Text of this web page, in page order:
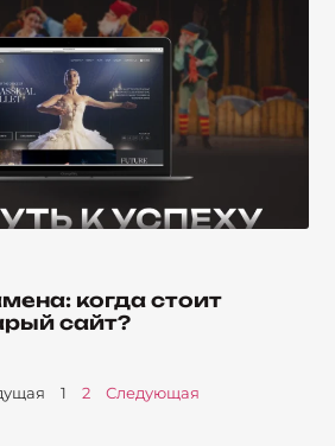
когда стоит
сайт?
1 2 Следующая